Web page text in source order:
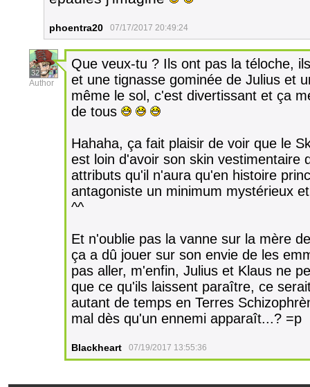
phoentra20 07/17/2017 20:49:24
32
Author
Que veux-tu ? Ils ont pas la téloche,
et une tignasse gominée de Julius et
même le sol, c'est divertissant et ça
de tous
Hahaha, ça fait plaisir de voir que le
est loin d'avoir son skin vestimentaire
attributs qu'il n'aura qu'en histoire
antagoniste un minimum mystérieux
^^
Et n'oublie pas la vanne sur la mère
ça a dû jouer sur son envie de les
pas aller, m'enfin, Julius et Klaus ne
que ce qu'ils laissent paraître, ce
autant de temps en Terres
mal dès qu'un ennemi apparaît...? =p
Blackheart 07/19/2017 13:55:36